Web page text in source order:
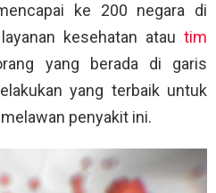
ke 200 negara di
kesehatan atau tim
yang berada di garis
yang terbaik untuk
penyakit ini.